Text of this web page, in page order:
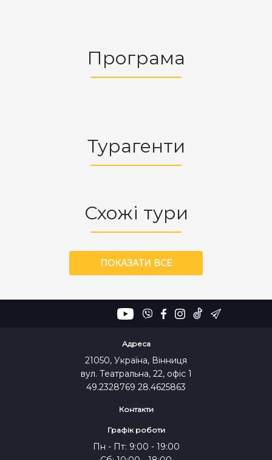
Програма
Турагенти
Схожі тури
ПОКАЗАТИ ВСЕ
Адреса
21050, Україна, Вінниця
вул. Театральна, 22, офіс 1
49.2328769 28.4625863
Контакти
Графік роботи
Пн - Пт: 9:00 - 19:00